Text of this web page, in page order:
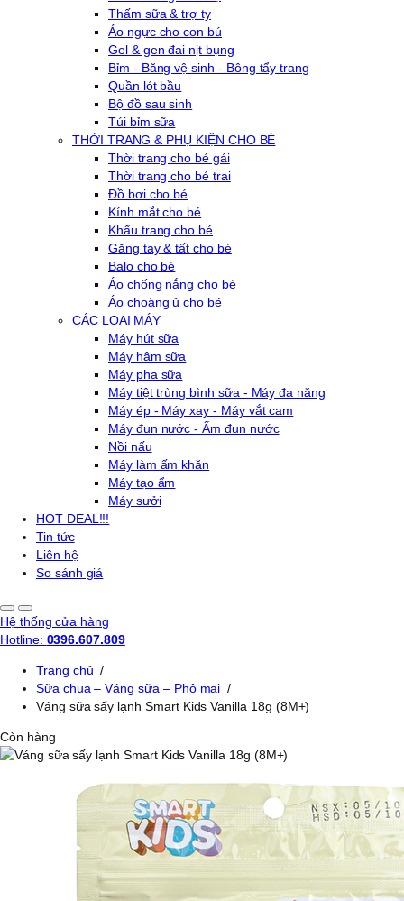
Thấm sữa & trợ ty
Áo ngực cho con bú
Gel & gen đai nịt bụng
Bỉm - Băng vệ sinh - Bông tẩy trang
Quần lót bầu
Bộ đồ sau sinh
Túi bỉm sữa
THỜI TRANG & PHỤ KIỆN CHO BÉ
Thời trang cho bé gái
Thời trang cho bé trai
Đồ bơi cho bé
Kính mắt cho bé
Khẩu trang cho bé
Găng tay & tất cho bé
Balo cho bé
Áo chống nắng cho bé
Áo choàng ủ cho bé
CÁC LOẠI MÁY
Máy hút sữa
Máy hâm sữa
Máy pha sữa
Máy tiệt trùng bình sữa - Máy đa năng
Máy ép - Máy xay - Máy vắt cam
Máy đun nước - Ấm đun nước
Nồi nấu
Máy làm ấm khăn
Máy tạo ẩm
Máy sưởi
HOT DEAL!!!
Tin tức
Liên hệ
So sánh giá
Hệ thống cửa hàng
Hotline: 0396.607.809
Trang chủ /
Sữa chua – Váng sữa – Phô mai /
Váng sữa sấy lạnh Smart Kids Vanilla 18g (8M+)
Còn hàng